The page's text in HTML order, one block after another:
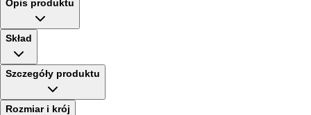
Opis produktu
Skład
Szczegóły produktu
Rozmiar i krój